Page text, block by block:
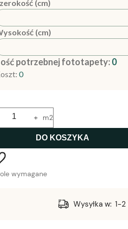
(cm)
(cm)
potrzebnej fototapety:0
0
+ m2
DO KOSZYKA
wymagane
Wysyłka w: 1-